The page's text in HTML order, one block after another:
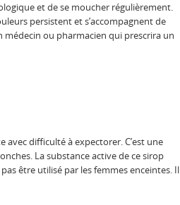
et de se moucher régulièrement.
persistent et s’accompagnent de
ou pharmacien qui prescrira un
avec difficulté à expectorer. C’est une
La substance active de ce sirop
être utilisé par les femmes enceintes. Il